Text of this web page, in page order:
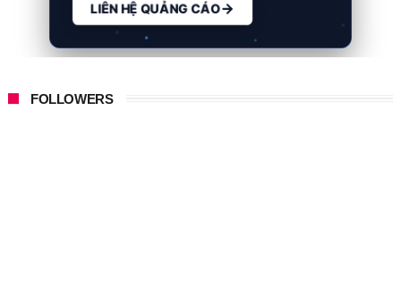
LIÊN HỆ QUẢNG CÁO
FOLLOWERS